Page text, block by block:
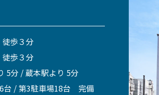
歩３分
歩３分
5分 / 蔵本駅より 5分
台 / 第3駐車場18台 完備